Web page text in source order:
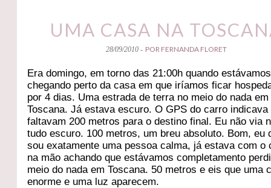
UMA CASA NA
28/09/2010 - POR FERNANDA FLORET
Era domingo, em torno das 21:00h quando estávamos
chegando perto da casa em que iríamos ficar
por 4 dias. Uma estrada de terra no meio do nada em
Toscana. Já estava escuro. O GPS do carro indicava
faltavam 200 metros para o destino final. Eu não via
tudo escuro. 100 metros, um breu absoluto. Bom, eu
sou exatamente uma pessoa calma, já estava com o
na mão achando que estávamos completamento
meio do nada em Toscana. 50 metros e eis que uma
enorme e uma luz aparecem.